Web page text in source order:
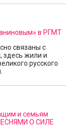
в РГМТ
связаны с
здесь жили и
русского
и семьям
О СИЛЕ